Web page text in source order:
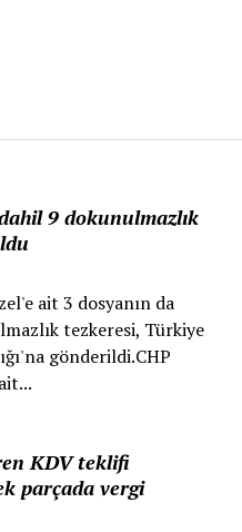
9 dokunulmazlık
ait 3 dosyanın da
tezkeresi, Türkiye
gönderildi.CHP
KDV teklifi
parçada vergi